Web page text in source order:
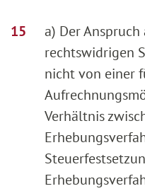
a) Der
rechtswidrigen
nicht von einer
Verhältnis